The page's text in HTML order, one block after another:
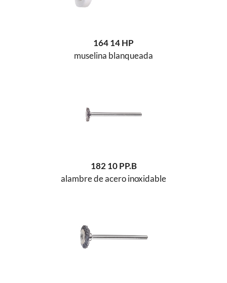
164 14 HP
muselina blanqueada
182 10 PP.B
alambre de acero inoxidable